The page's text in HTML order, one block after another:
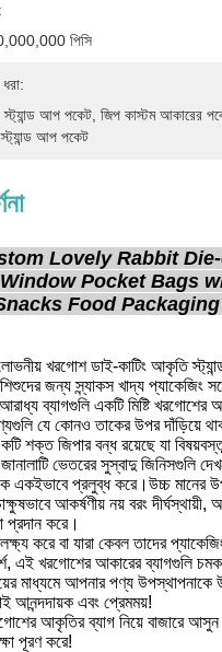
পিসি
আপ পকেট জিপ কাস্টম আকারের
আপ পকেট
Lovely Rabbit
Pocket Bags
Food Packaging
খরগোশ ডাই-কাটিং আকৃতি
শিশুদের জন্য স্ন্যাকস খাদ্য প্যাকেজিং
ব্যাগগুলি একটি মিষ্টি খরগোশের
যে কোনও তাকের উপর দাঁড়িয়ে
শক্ত জিপার বন্ধ রয়েছে যা
ভেতরের সুস্বাদু জিনিসগুলি
একইভাবে প্রলুব্ধ করে।উচ্চ মানের
আকর্ষণীয় নয় বরং দীর্ঘস্থায়ী,
প্রদান করে।
করে বা যারা কেবল তাদের
এই খরগোশের আকারের ব্যাগগুলি চমক
মাধ্যমে আপনার পণ্য
আনন্দদায়ক এবং প্রেমময়!
আকৃতির ব্যাগ নিয়ে বাজারে আসুন
পূরণ করে!